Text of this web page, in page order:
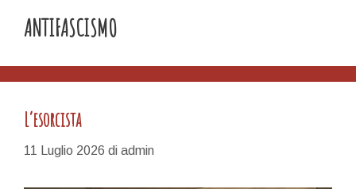
ANTIFASCISMO
L’esorcista
11 Luglio 2026 di admin